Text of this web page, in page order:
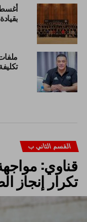
القسم الثاني ب
قناوي:
تكرار إنجاز